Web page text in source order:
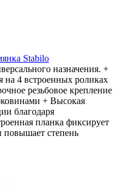
Stabilo
назначения. +
на 4 встроенных роликах
резьбовое крепление
+ Высокая
благодаря
планка фиксирует
повышает степень